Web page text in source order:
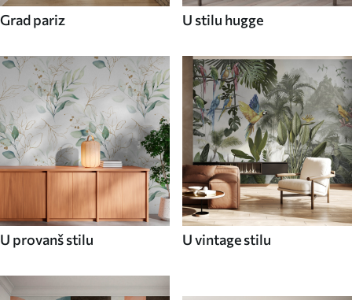
Grad pariz U stilu hugge
U provanš stilu U vintage stilu